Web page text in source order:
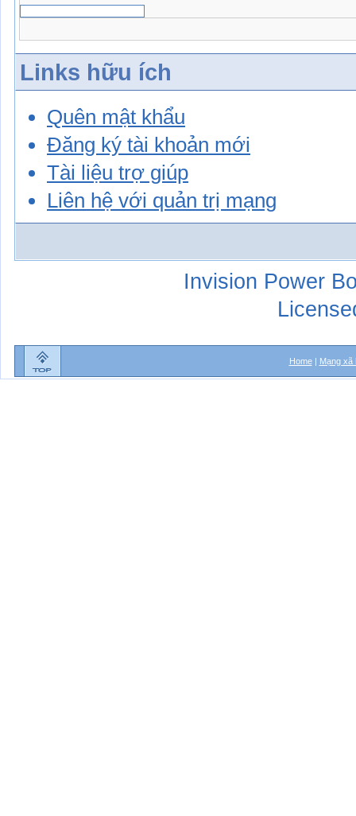
Links hữu ích
Quên mật khẩu
Đăng ký tài khoản mới
Tài liệu trợ giúp
Liên hệ với quản trị mạng
Invision Power
Home| Mạng xã